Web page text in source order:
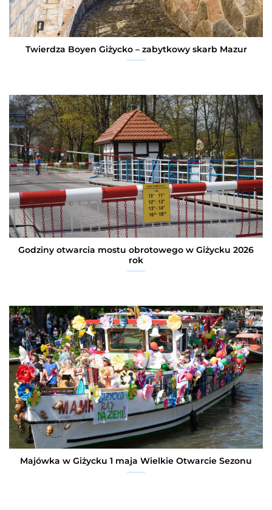
Twierdza Boyen Giżycko – zabytkowy skarb Mazur
Godziny otwarcia mostu obrotowego w Giżycku 2026
rok
Majówka w Giżycku 1 maja Wielkie Otwarcie Sezonu